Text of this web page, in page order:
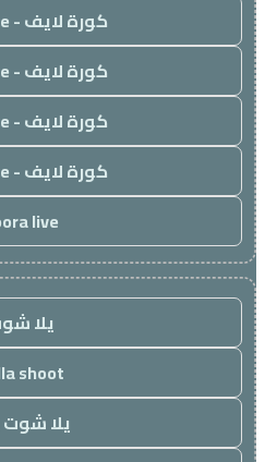
كورة لايف - koora live
كورة لايف - koora live
كورة لايف - koora live
كورة لايف - koora live
live
يلا
shoot
يلا